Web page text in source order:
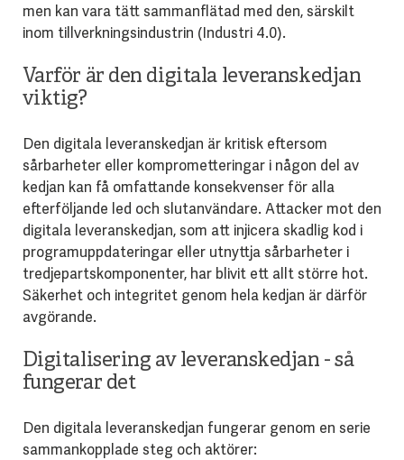
men kan vara tätt sammanflätad med den, särskilt
inom tillverkningsindustrin (Industri 4.0).
Varför är den digitala leveranskedjan
viktig?
Den digitala leveranskedjan är kritisk eftersom
sårbarheter eller komprometteringar i någon del av
kedjan kan få omfattande konsekvenser för alla
efterföljande led och slutanvändare. Attacker mot den
digitala leveranskedjan, som att injicera skadlig kod i
programuppdateringar eller utnyttja sårbarheter i
tredjepartskomponenter, har blivit ett allt större hot.
Säkerhet och integritet genom hela kedjan är därför
avgörande.
Digitalisering av leveranskedjan - så
fungerar det
Den digitala leveranskedjan fungerar genom en serie
sammankopplade steg och aktörer: